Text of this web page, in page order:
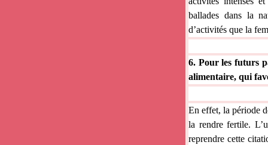
ballades dans la
d’activités que la
6. Pour les futurs
alimentaire, qui
En effet, la période
la rendre fertile.
reprendre cette